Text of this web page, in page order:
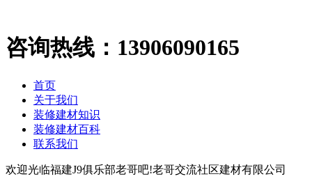
咨询热线： 13906090165
首页
关于我们
装修建材知识
装修建材百科
联系我们
欢迎光临福建J9俱乐部老哥吧!老哥交流社区建材有限公司